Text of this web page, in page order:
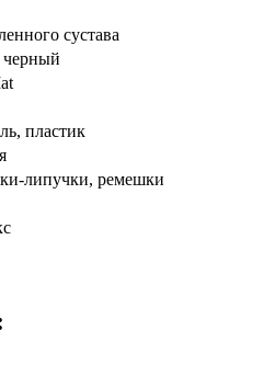
сустава
пластик
липучки, ремешки